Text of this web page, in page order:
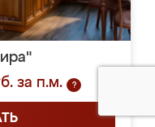
за п.м.
?